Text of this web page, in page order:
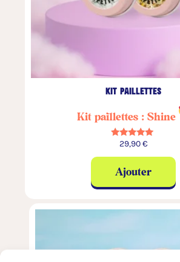
kit paillettes
Kit paillettes : Shine
Note
sur 5
29,90€
Ajouter